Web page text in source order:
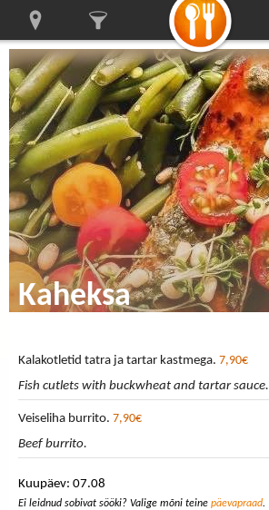
Kaheksa
Kalakotletid tatra ja tartar kastmega. 7,90€
Fish cutlets with buckwheat and tartar sauce.
Veiseliha burrito. 7,90€
Beef burrito.
Kuupäev: 07.08
Ei leidnud sobivat sööki? Valige mõni teine päevapraad.